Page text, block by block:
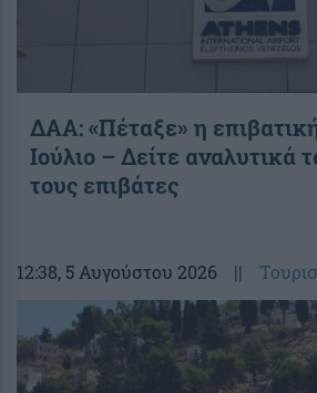
ΔΑΑ: «Πέταξε» η
Ιούλιο – Δείτε αναλυτικά
τους επιβάτες
12:38, 5 Αυγούστου 2026 ||